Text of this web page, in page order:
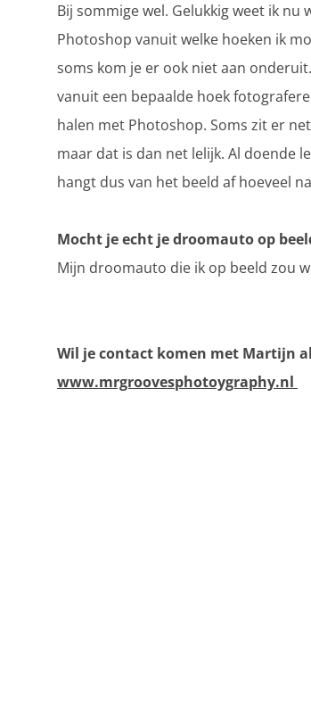
Bij sommige wel. Gelukkig weet ik
Photoshop vanuit welke hoeken ik
soms kom je er ook niet aan
vanuit een bepaalde hoek
halen met Photoshop. Soms zit er
maar dat is dan net lelijk. Al doende
hangt dus van het beeld af hoeveel
Mocht je echt je droomauto op
Mijn droomauto die ik op beeld zou
Wil je contact komen met Martijn
www.mrgroovesphotoygraphy.nl